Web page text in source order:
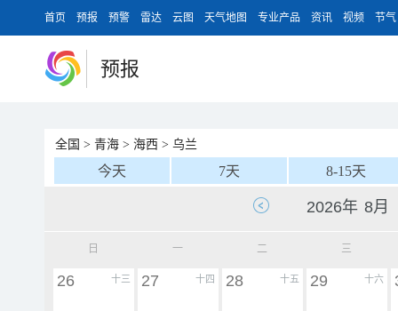
首页 预报 预警 雷达 云图 天气地图 专业产品 资讯 视频 节气
预报
全国 > 青海 > 海西 > 乌兰
今天 7天 8-15天
日 一 二 三
十三
26 十四
27 十五
28 十六
29